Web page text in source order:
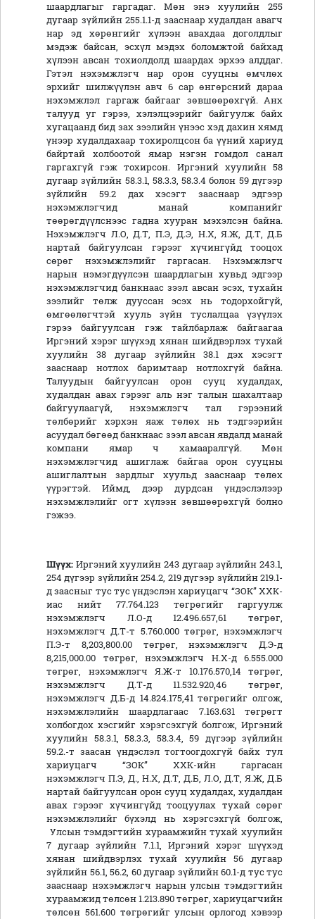
шаардлагыг гаргадаг. Мөн энэ хуулийн 255
дугаар зүйлийн 255.1.1-д зааснаар худалдан авагч
нар эд хөрөнгийг хүлээн авахдаа доголдлыг
мэдэж байсан, эсхүл мэдэх боломжтой байхад
хүлээн авсан тохиолдолд шаардах эрхээ алддаг.
Гэтэл нэхэмжлэгч нар орон сууцны өмчлөх
эрхийг шилжүүлэн авч 6 сар өнгөрсний дараа
нэхэмжлэл гаргаж байгааг зөвшөөрөхгүй. Анх
талууд уг гэрээ, хэлэлцээрийг байгуулж байх
хугацаанд бид зах зээлийн үнээс хэд дахин хямд
үнээр худалдахаар тохиролцсон ба үүний хариуд
байртай холбоотой ямар нэгэн гомдол санал
гаргахгүй гэж тохирсон. Иргэний хуулийн 58
дугаар зүйлийн 58.3.1, 58.3.3, 58.3.4 болон 59 дүгээр
зүйлийн 59.2 дах хэсэгт зааснаар эдгээр
нэхэмжлэгчид манай компанийг
төөрөгдүүлснээс гадна хууран мэхэлсэн байна.
Нэхэмжлэгч Л.О, Д.Т, П.Э, Д.Э, Н.Х, Я.Ж, Д.Т, Д.Б
нартай байгуулсан гэрээг хүчингүйд тооцох
сөрөг нэхэмжлэлийг гаргасан. Нэхэмжлэгч
нарын нэмэгдүүлсэн шаардлагын хувьд эдгээр
нэхэмжлэгчид банкнаас зээл авсан эсэх, тухайн
зээлийг төлж дууссан эсэх нь тодорхойгүй,
өмгөөлөгчтэй хууль зүйн туслалцаа үзүүлэх
гэрээ байгуулсан гэж тайлбарлаж байгаагаа
Иргэний хэрэг шүүхэд хянан шийдвэрлэх тухай
хуулийн 38 дугаар зүйлийн 38.1 дэх хэсэгт
зааснаар нотлох баримтаар нотлохгүй байна.
Талуудын байгуулсан орон сууц худалдах,
худалдан авах гэрээг аль нэг талын шахалтаар
байгуулаагүй, нэхэмжлэгч тал гэрээний
төлбөрийг хэрхэн яаж төлөх нь тэдгээрийн
асуудал бөгөөд банкнаас зээл авсан явдалд манай
компани ямар ч хамааралгүй. Мөн
нэхэмжлэгчид ашиглаж байгаа орон сууцны
ашиглалтын зардлыг хуульд зааснаар төлөх
үүрэгтэй. Иймд, дээр дурдсан үндэслэлээр
нэхэмжлэлийг огт хүлээн зөвшөөрөхгүй болно
гэжээ.
Шүүх: Иргэний хуулийн 243 дугаар зүйлийн 243.1,
254 дүгээр зүйлийн 254.2, 219 дүгээр зүйлийн 219.1-
д заасныг тус тус үндэслэн хариуцагч “ЗОК” ХХК-
иас нийт 77.764.123 төгрөгийг гаргуулж
нэхэмжлэгч Л.О-д 12.496.657,61 төгрөг,
нэхэмжлэгч Д.Т-т 5.760.000 төгрөг, нэхэмжлэгч
П.Э-т 8,203,800.00 төгрөг, нэхэмжлэгч Д.Э-д
8,215,000.00 төгрөг, нэхэмжлэгч Н.Х-д 6.555.000
төгрөг, нэхэмжлэгч Я.Ж-т 10.176.570,14 төгрөг,
нэхэмжлэгч Д.Т-д 11.532.920,46 төгрөг,
нэхэмжлэгч Д.Б-д 14.824.175,41 төгрөгийг олгож,
нэхэмжлэлийн шаардлагаас 7.163.631 төгрөгт
холбогдох хэсгийг хэрэгсэхгүй болгож, Иргэний
хуулийн 58.3.1, 58.3.3, 58.3.4, 59 дүгээр зүйлийн
59.2.-т заасан үндэслэл тогтоогдохгүй байх тул
хариуцагч “ЗОК” ХХК-ийн гаргасан
нэхэмжлэгч П.Э, Д., Н.Х, Д.Т, Д.Б, Л.О, Д.Т, Я.Ж, Д.Б
нартай байгуулсан орон сууц худалдах, худалдан
авах гэрээг хүчингүйд тооцуулах тухай сөрөг
нэхэмжлэлийг бүхэлд нь хэрэгсэхгүй болгож,
Улсын тэмдэгтийн хураамжийн тухай хуулийн
7 дугаар зүйлийн 7.1.1, Иргэний хэрэг шүүхэд
хянан шийдвэрлэх тухай хуулийн 56 дугаар
зүйлийн 56.1, 56.2, 60 дугаар зүйлийн 60.1-д тус тус
зааснаар нэхэмжлэгч нарын улсын тэмдэгтийн
хураамжид төлсөн 1.213.890 төгрөг, хариуцагчийн
төлсөн 561.600 төгрөгийг улсын орлогод хэвээр